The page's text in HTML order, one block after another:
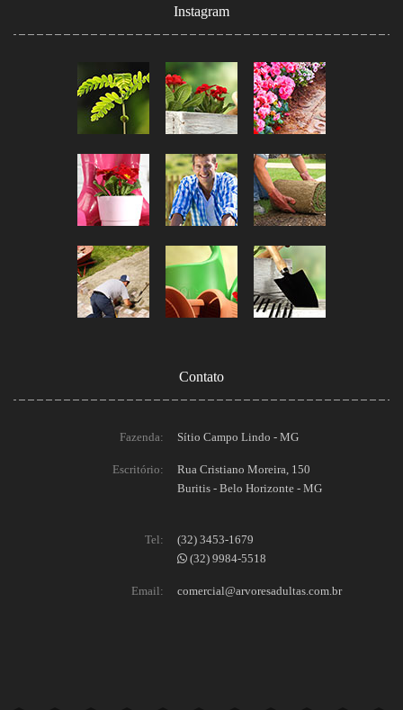
Instagram
Contato
Fazenda: Sítio Campo Lindo - MG
Escritório:
Rua Cristiano Moreira, 150
Buritis - Belo Horizonte - MG
Tel:
(32) 3453-1679
(32) 9984-5518
Email: comercial@arvoresadultas.com.br